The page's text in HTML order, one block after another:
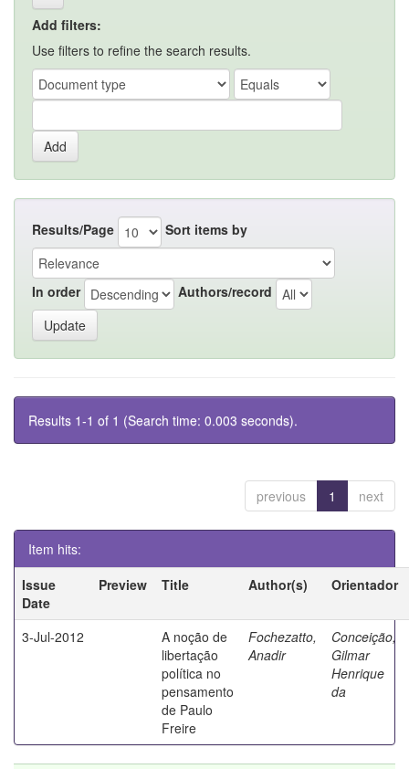
Add filters:
Use filters to refine the search results.
Results/Page Sort items by
In order Authors/record
Results 1-1 of 1 (Search time: 0.003 seconds).
previous 1 next
Item hits:
Issue
Date
Preview Title Author(s) Orientador
3-Jul-2012
A noção de
libertação
política no
pensamento
de Paulo
Freire
Fochezatto,
Anadir
Conceição,
Gilmar
Henrique
da